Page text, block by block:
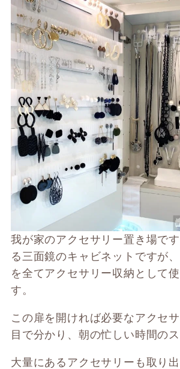
我が家のアクセサリー置き場で
る三面鏡のキャビネットですが
を全てアクセサリー収納として
す。
この扉を開ければ必要なアクセ
目で分かり、朝の忙しい時間の
大量にあるアクセサリーも取り